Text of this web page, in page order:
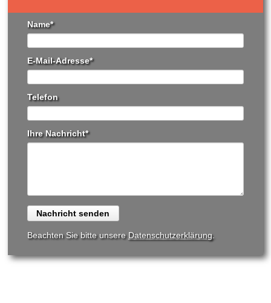
Pflichtfeld
Name*
Pflichtfeld
E-Mail-Adresse*
Telefon
Pflichtfeld
Ihre Nachricht*
Nachricht senden
Beachten Sie bitte unsereDatenschutzerklärung.